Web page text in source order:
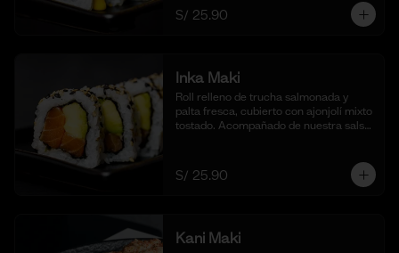
(10 cortes)
S/ 25.90
Inka Maki
Roll relleno de trucha salmonada y
palta fresca, cubierto con ajonjolí mixto
tostado. Acompañado de nuestra salsa
S/ 25.90
Kani Maki